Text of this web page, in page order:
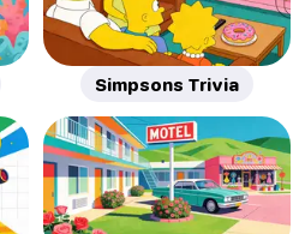
Simpsons Trivia